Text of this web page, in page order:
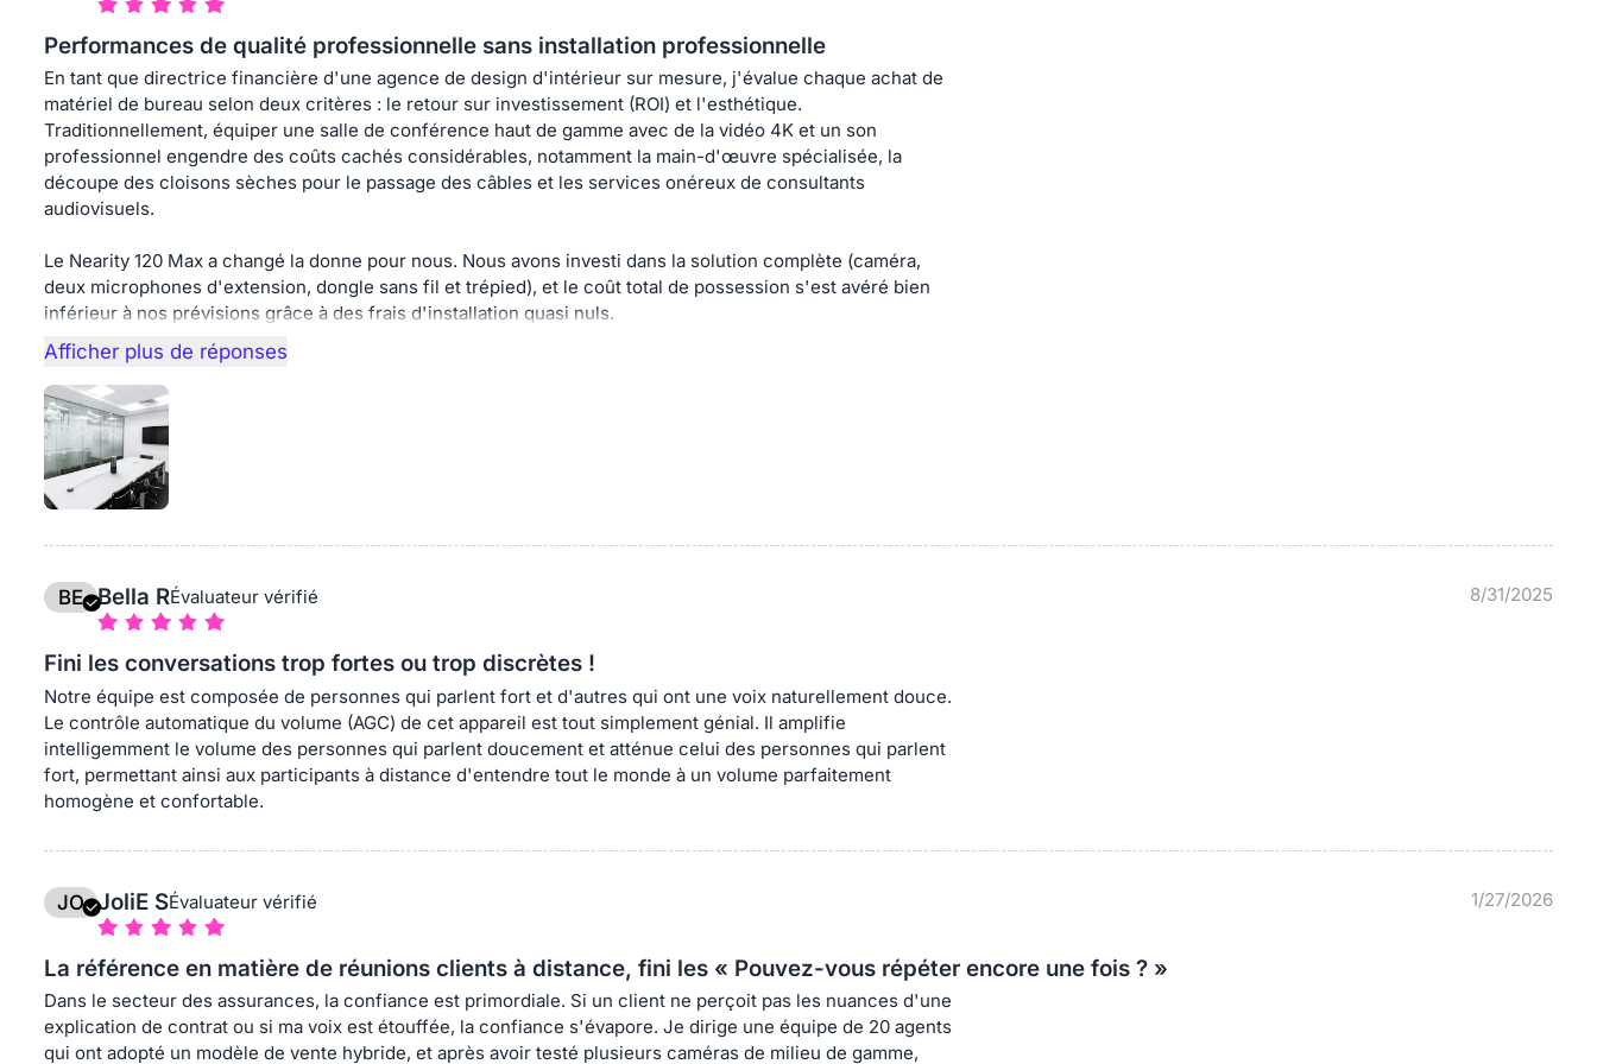
Performances de qualité professionnelle sans installation professionnelle
En tant que directrice financière d'une agence de design d'intérieur sur mesure, j'évalue chaque achat de
matériel de bureau selon deux critères : le retour sur investissement (ROI) et l'esthétique.
Traditionnellement, équiper une salle de conférence haut de gamme avec de la vidéo 4K et un son
professionnel engendre des coûts cachés considérables, notamment la main-d'œuvre spécialisée, la
découpe des cloisons sèches pour le passage des câbles et les services onéreux de consultants
audiovisuels.
Le Nearity 120 Max a changé la donne pour nous. Nous avons investi dans la solution complète (caméra,
deux microphones d'extension, dongle sans fil et trépied), et le coût total de possession s'est avéré bien
inférieur à nos prévisions grâce à des frais d'installation quasi nuls.
Installation : Le dongle sans fil est un atout majeur. Dans un bureau d'architecture d'intérieur, il est hors de
question d'avoir des câbles qui traînent sur nos tables en marbre sur mesure. Nous avons simplement
monté le 120 Max sur son trépied en bout de table. Pour démarrer une réunion, il me suffit de brancher le
dongle à mon ordinateur portable. C'est véritablement du « plug-and-play ». Cette simplicité permet à notre
équipe de gagner 10 à 15 minutes de dépannage au début de chaque présentation client, ce qui représente
un gain considérable en heures facturables sur un mois.
Performance : La clarté 4K est essentielle pour notre activité. Lorsque nous présentons des échantillons de
distorsion, et la netteté est suffisante pour que les clients puissent distinguer les textures. Les
microphones d'extension sont indispensables pour les tables longues, garantissant ainsi que nos designers
situés au fond de la salle soient aussi bien entendus que ceux au premier plan.
✅ Avantages :
Économies considérables : En éliminant le besoin d'installateurs audiovisuels professionnels et de gestion
des câbles dans les murs et les sols, l'appareil a été rentabilisé en une semaine.
L'avantage du sans fil : La connexion par dongle est fluide. Chaque employé peut ainsi entrer dans la salle
Prise en main immédiate : Sans installation de logiciel, même nos collaborateurs les moins technophiles
peuvent lancer un appel Zoom ou Teams sans assistance.
Couverture audio optimale : Grâce à ses deux microphones externes, la portée de 16 mètres est largement
suffisante pour couvrir notre vaste studio de design à aire ouverte.
Intégration esthétique : Le trépied et le design minimaliste du Nearity 120 Max s'intègrent parfaitement dans
Afficher plus de réponses
BE Bella RÉvaluateur vérifié 8/31/2025
Fini les conversations trop fortes ou trop discrètes !
Notre équipe est composée de personnes qui parlent fort et d'autres qui ont une voix naturellement douce.
Le contrôle automatique du volume (AGC) de cet appareil est tout simplement génial. Il amplifie
intelligemment le volume des personnes qui parlent doucement et atténue celui des personnes qui parlent
fort, permettant ainsi aux participants à distance d'entendre tout le monde à un volume parfaitement
homogène et confortable.
JO JoliE SÉvaluateur vérifié 1/27/2026
La référence en matière de réunions clients à distance, fini les « Pouvez-vous répéter encore une fois ? »
Dans le secteur des assurances, la confiance est primordiale. Si un client ne perçoit pas les nuances d'une
explication de contrat ou si ma voix est étouffée, la confiance s'évapore. Je dirige une équipe de 20 agents
qui ont adopté un modèle de vente hybride, et après avoir testé plusieurs caméras de milieu de gamme,